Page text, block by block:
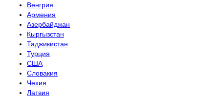
Венгрия
Армения
Азербайджан
Кыргызстан
Таджикистан
Турция
США
Словакия
Чехия
Латвия